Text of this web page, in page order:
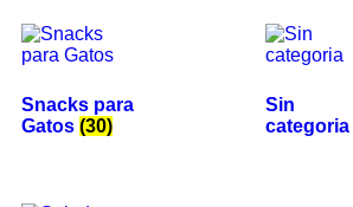
Snacks para
Gatos (30)
Sin
categoria